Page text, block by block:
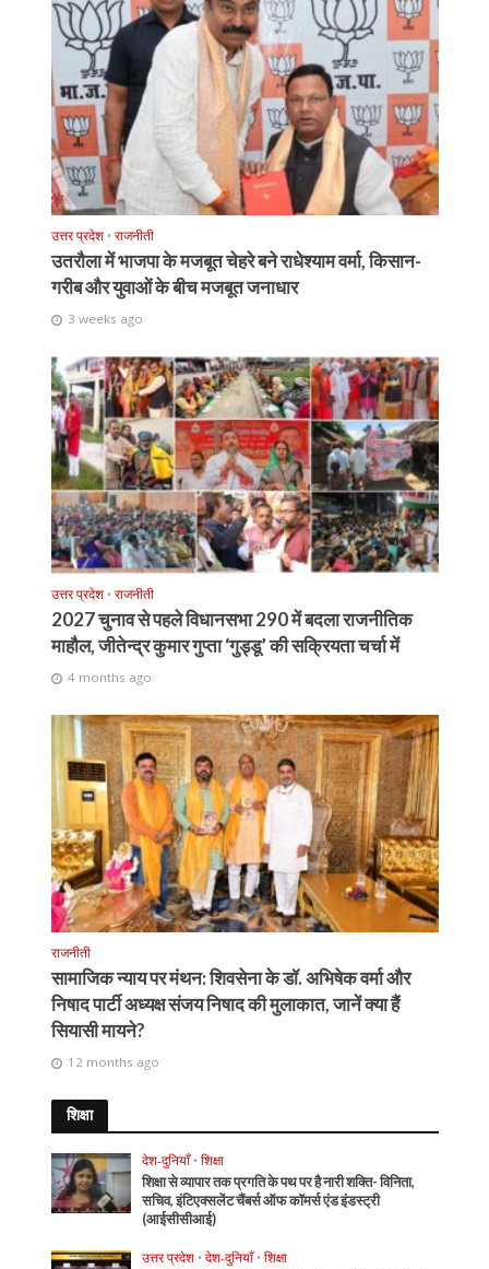
उत्तर प्रदेश • राजनीती
उतरौला में भाजपा के मजबूत चेहरे बने राधेश्याम वर्मा, किसान-
गरीब और युवाओं के बीच मजबूत जनाधार
3 weeks ago
उत्तर प्रदेश • राजनीती
2027 चुनाव से पहले विधानसभा 290 में बदला राजनीतिक
माहौल, जीतेन्द्र कुमार गुप्ता ‘गुड्डू’ की सक्रियता चर्चा में
4 months ago
राजनीती
सामाजिक न्याय पर मंथन: शिवसेना के डॉ. अभिषेक वर्मा और
निषाद पार्टी अध्यक्ष संजय निषाद की मुलाकात, जानें क्या हैं
सियासी मायने?
12 months ago
शिक्षा
देश-दुनियाँ • शिक्षा
शिक्षा से व्यापार तक प्रगति के पथ पर है नारी शक्ति- विनिता,
सचिव, इंटिएक्सलेंट चैंबर्स ऑफ कॉमर्स एंड इंडस्ट्री
(आईसीसीआई)
उत्तर प्रदेश • देश-दुनियाँ • शिक्षा